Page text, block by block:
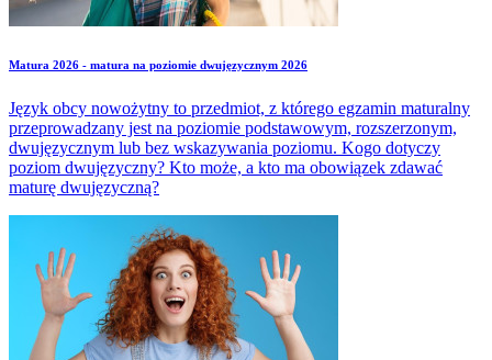
Matura 2026 - matura na poziomie dwujęzycznym 2026
Język obcy nowożytny to przedmiot, z którego egzamin maturalny
przeprowadzany jest na poziomie podstawowym, rozszerzonym,
dwujęzycznym lub bez wskazywania poziomu. Kogo dotyczy
poziom dwujęzyczny? Kto może, a kto ma obowiązek zdawać
maturę dwujęzyczną?